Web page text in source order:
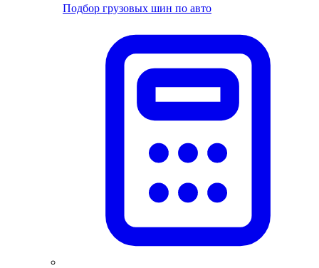
Подбор грузовых шин по авто